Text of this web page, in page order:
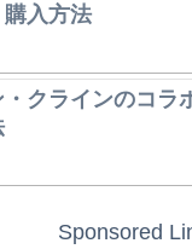
入方法
クラインのコラ
Sponsored